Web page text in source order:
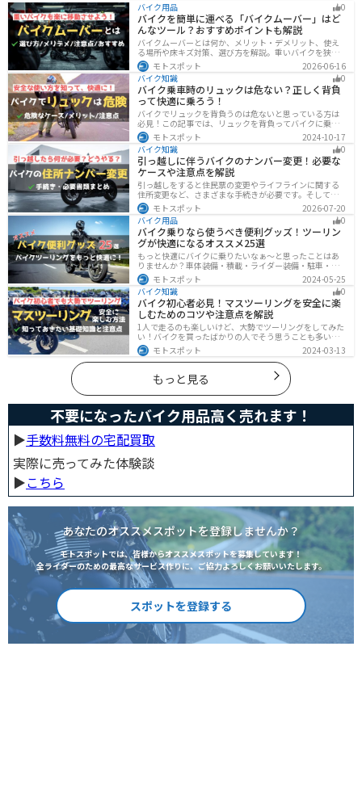
バイク用品 0
バイクを簡単に運べる「バイクムーバー」はど
んなツール？おすすめポイントも解説
バイクムーバーとは何か、メリット・デメリット、使え
る場所や床キズ対策、選び方を解説。重いバイクを狭い
ガレージで楽に移動したい方へ、ワールドウォークやFov
nyなどおすすめ商品2選の特徴も紹介します。駐車時の切
り返しや転倒の不安を減らしたいライダー必見です。導
入前の注意点もわかります。安全面まで確認。
モトスポット
2026-06-16
バイク知識
0
バイク乗車時のリュックは危ない？正しく背負
って快適に乗ろう！
バイクでリュックを背負うのは危ないと思っている方は
必見！この記事では、リュックを背負ってバイクに乗る
リスクと、安全な方法を紹介しています。実は、荷物の
量や配置を工夫することで、安全にリュックを使用する
ことが可能です。この記事を読めば、バイク乗車時にリ
ュックを安全に使う方法がわかります。
モトスポット
2024-10-17
バイク知識
0
引っ越しに伴うバイクのナンバー変更！必要な
ケースや注意点を解説
引っ越しをすると住民票の変更やライフラインに関する
住所変更など、さまざまな手続きが必要です。そしてバ
イク乗りの場合は、住所変更やナンバー変更といったバ
イクに関する手続きも忘れてはいけません。しかし、必
要な手続きや手順がわからないという方も多いのではな
いでしょうか。ライダー引っ越したらバイクのナンバー
を変えないといけないの？ライダー引っ越し先でも原付
に乗る場合、どんな手続きが必要か知りたいライダー引
っ越したけど忙しくて住所変更もナンバー変更もしてい
ない・・・今回はこのような疑問・お悩みにお
モトスポット
2026-07-20
バイク用品
0
バイク乗りなら使うべき便利グッズ！ツーリン
グが快適になるオススメ25選
もっと快適にバイクに乗りたいなぁ〜と思ったことはあ
りませんか？車体装備・積載・ライダー装備・駐車・メ
ンテ・トラブル対応の6ジャンルで、バイクをもっと快適
にするオススメ便利グッズを紹介します！
モトスポット
2024-05-25
バイク知識
0
バイク初心者必見！マスツーリングを安全に楽
しむためのコツや注意点を解説
1人で走るのも楽しいけど、大勢でツーリングをしてみた
い！バイクを買ったばかりの人でそう思うことも多いで
しょう。他の人と一緒に走るマスツーリングはとても楽
しいですが、安全に楽しむために確認すべきことや注意
点などたくさんあります。1人で走る時とは違った難しさ
もあるので、しっかりと確認しておきましょう。
モトスポット 2024-03-13
もっと見る
不要になったバイク用品高く売れます！
▶︎手数料無料の宅配買取
実際に売ってみた体験談
▶︎こちら
あなたのオススメスポットを登録しませんか？
モトスポットでは、皆様からオススメスポットを募集しています！
全ライダーのための最高なサービス作りに、ご協力よろしくお願いいたします。
スポットを登録する